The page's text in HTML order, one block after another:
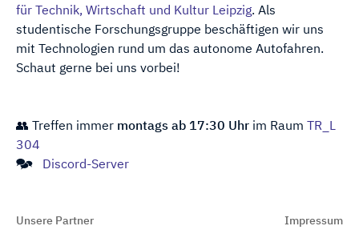
für Technik, Wirtschaft und Kultur Leipzig. Als
studentische Forschungs­gruppe be­schäftigen wir uns
mit Technologien rund um das auto­nome Auto­fahren.
Schaut gerne bei uns vorbei!
👥 Treffen immer montags ab 17:30 Uhr im Raum TR_L
304
🗫
Discord-Server
Unsere Partner Impressum